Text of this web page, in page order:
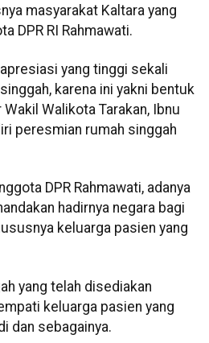
masyarakat Kaltara yang
DPR RI Rahmawati.
yang tinggi sekali
karena ini yakni bentuk
Wakil Walikota Tarakan, Ibnu
peresmian rumah singgah
DPR Rahmawati, adanya
hadirnya negara bagi
keluarga pasien yang
yang telah disediakan
keluarga pasien yang
dan sebagainya.